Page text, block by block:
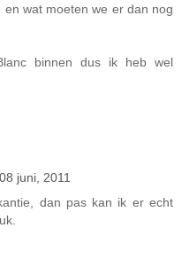
wat moeten we er dan nog
binnen dus ik heb wel
juni, 2011
dan pas kan ik er echt